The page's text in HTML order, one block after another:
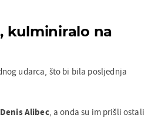
kulminiralo na
udarca, što bi bila posljednja
Denis Alibec, a onda su im prišli ostali